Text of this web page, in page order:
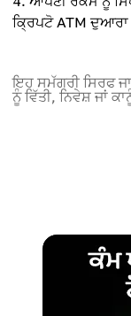
ਕ੍ਰਿਪਟੋ ATM ਦੁਆਰਾ
ਇਹ ਸਮੱਗਰੀ ਸਿਰਫ
ਨੂੰ ਵਿੱਤੀ, ਨਿਵੇਸ਼ ਜਾਂ